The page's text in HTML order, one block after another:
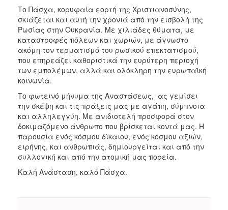
Το Πάσχα, κορυφαία εορτή της Χριστιανοσύνης,
σκιάζεται και αυτή την χρονιά από την εισβολή της
Ρωσίας στην Ουκρανία. Με χιλιάδες θύματα, με
καταστροφές πόλεων και χωριών, με άγνωστο
ακόμη τον τερματισμό του ρωσικού επεκτατισμού,
που επηρεάζει καθοριστικά την ευρύτερη περιοχή
των εμπολέμων, αλλά και ολόκληρη την ευρωπαϊκή
κοινωνία.
Το φωτεινό μήνυμα της Αναστάσεως, ας γεμίσει
την σκέψη και τις πράξεις μας με αγάπη, σύμπνοια
και αλληλεγγύη. Με ανιδιοτελή προσφορά στον
δοκιμαζόμενο άνθρωπο που βρίσκεται κοντά μας. Η
παρουσία ενός κόσμου δίκαιου, ενός κόσμου αξιών,
ειρήνης, και ανθρωπιάς, δημιουργείται και από την
συλλογική και από την ατομική μας πορεία.
Καλή Ανάσταση, καλό Πάσχα.